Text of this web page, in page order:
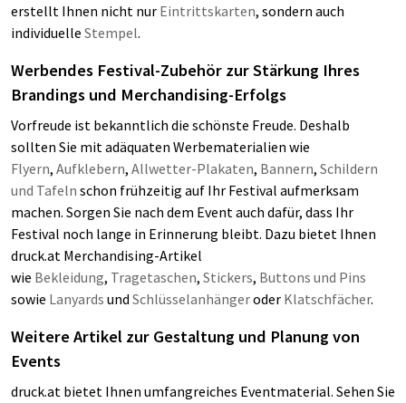
erstellt Ihnen nicht nur Eintrittskarten, sondern auch
individuelle Stempel.
Werbendes Festival-Zubehör zur Stärkung Ihres
Brandings und Merchandising-Erfolgs
Vorfreude ist bekanntlich die schönste Freude. Deshalb
sollten Sie mit adäquaten Werbematerialien wie
Flyern, Aufklebern, Allwetter-Plakaten, Bannern, Schildern
und Tafeln schon frühzeitig auf Ihr Festival aufmerksam
machen. Sorgen Sie nach dem Event auch dafür, dass Ihr
Festival noch lange in Erinnerung bleibt. Dazu bietet Ihnen
druck.at Merchandising-Artikel
wie Bekleidung, Tragetaschen, Stickers, Buttons und Pins
sowie Lanyards und Schlüsselanhängeroder Klatschfächer.
Weitere Artikel zur Gestaltung und Planung von
Events
druck.at bietet Ihnen umfangreiches Eventmaterial. Sehen Sie